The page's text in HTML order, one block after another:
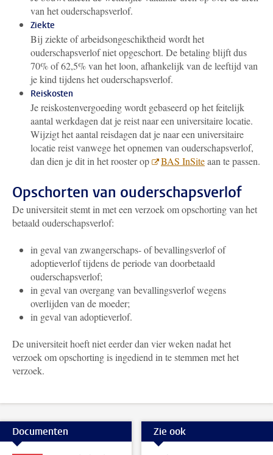
van het ouderschapsverlof.
Ziekte
Bij ziekte of arbeidsongeschiktheid wordt het
ouderschapsverlof niet opgeschort. De betaling blijft dus
70% of 62,5% van het loon, afhankelijk van de leeftijd van
je kind tijdens het ouderschapsverlof.
Reiskosten
Je reiskostenvergoeding wordt gebaseerd op het feitelijk
aantal werkdagen dat je reist naar een universitaire locatie.
Wijzigt het aantal reisdagen dat je naar een universitaire
locatie reist vanwege het opnemen van ouderschapsverlof,
dan dien je dit in het rooster op
BAS InSiteaan te passen.
Opschorten van ouderschapsverlof
De universiteit stemt in met een verzoek om opschorting van het
betaald ouderschapsverlof:
in geval van zwangerschaps- of bevallingsverlof of
adoptieverlof tijdens de periode van doorbetaald
ouderschapsverlof;
in geval van overgang van bevallingsverlof wegens
overlijden van de moeder;
in geval van adoptieverlof.
De universiteit hoeft niet eerder dan vier weken nadat het
verzoek om opschorting is ingediend in te stemmen met het
verzoek.
Documenten Zie ook